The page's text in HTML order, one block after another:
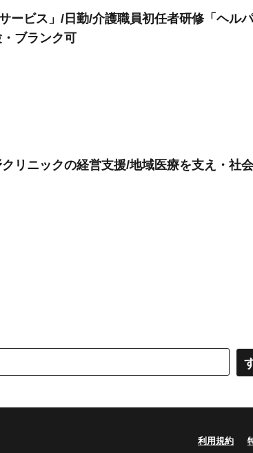
ービス」/日勤/介護職員初任者研修「ヘル
ブランク可
リニックの経営支援/地域医療を支え・社
利用規約